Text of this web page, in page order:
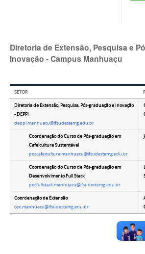
Diretoria de Extensão, Pesquisa e
Inovação - Campus Manhuaçu
SETOR
Diretoria de Extensão, Pesquisa, Pós-graduação e Inovação
- DEPPI
deppi.manhuacu@ifsudestemg.edu.br
Coordenação do Curso de Pós-graduação em
Cafeicultura Sustentável
poscafeicultura.manhuacu@ifsudestemg.edu.br
Coordenação do Curso de Pós-graduaçãoem
Desenvolvimento Full Stack
posfullstack.manhuacu@ifsudestemg.edu.br
Coordenação de Extensão
cex.manhuacu@ifsudestemg.edu.br